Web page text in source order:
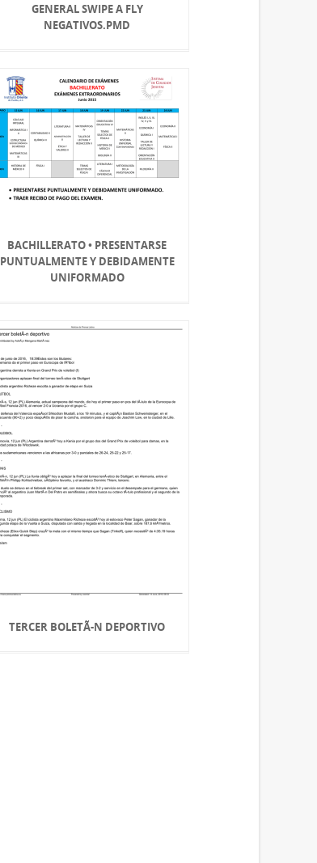
GENERAL SWIPE A FLY
NEGATIVOS.PMD
BACHILLERATO • PRESENTARSE
PUNTUALMENTE Y DEBIDAMENTE
UNIFORMADO
TERCER BOLETÃ-N DEPORTIVO